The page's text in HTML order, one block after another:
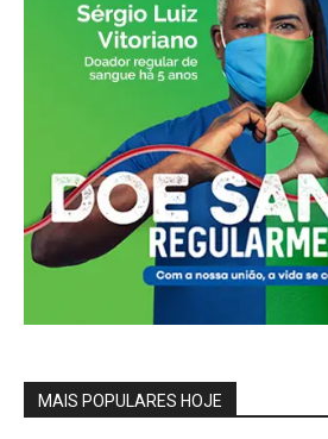
MAIS POPULARES HOJE